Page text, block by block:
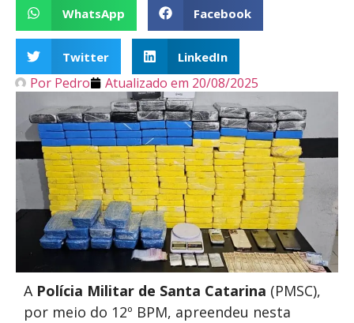
WhatsApp Facebook
Twitter LinkedIn
Por Pedro Atualizado em 20/08/2025
A Polícia Militar de Santa Catarina (PMSC),
por meio do 12º BPM, apreendeu nesta